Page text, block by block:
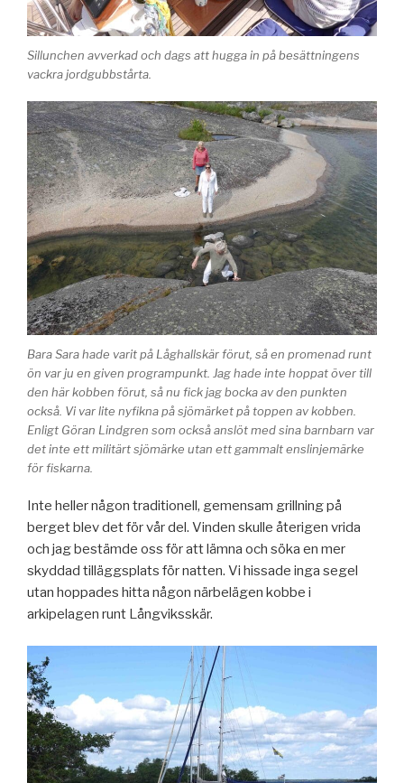
Sillunchen avverkad och dags att hugga in på besättningens
vackra jordgubbstårta.
Bara Sara hade varit på Låghallskär förut, så en promenad runt
ön var ju en given programpunkt. Jag hade inte hoppat över till
den här kobben förut, så nu fick jag bocka av den punkten
också. Vi var lite nyfikna på sjömärket på toppen av kobben.
Enligt Göran Lindgren som också anslöt med sina barnbarn var
det inte ett militärt sjömärke utan ett gammalt enslinjemärke
för fiskarna.
Inte heller någon traditionell, gemensam grillning på
berget blev det för vår del. Vinden skulle återigen vrida
och jag bestämde oss för att lämna och söka en mer
skyddad tilläggsplats för natten. Vi hissade inga segel
utan hoppades hitta någon närbelägen kobbe i
arkipelagen runt Långviksskär.